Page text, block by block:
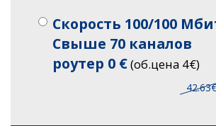
Скорость 100/100
Свыше 70 каналов
роутер 0 €(об.цена 4€)
42.63€